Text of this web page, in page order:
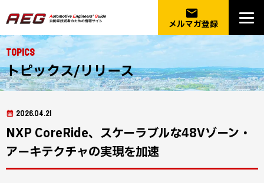
email
メルマガ登録
Topics
トピックス/リリース
2026.04.21
NXP CoreRide、スケーラブルな48Vゾーン・
アーキテクチャの実現を加速